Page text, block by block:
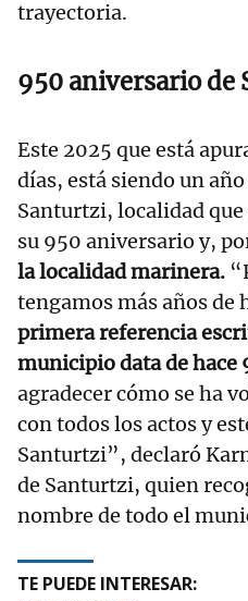
trayectoria.
950 aniversario de
Este 2025 que está
días, está siendo un
Santurtzi, localidad
su 950 aniversario y,
la localidad marinera.
tengamos más años de
primera referencia
municipio data de hace
agradecer cómo se ha
con todos los actos y
Santurtzi”, declaró
de Santurtzi, quien
nombre de todo el
TE PUEDE INTERESAR: